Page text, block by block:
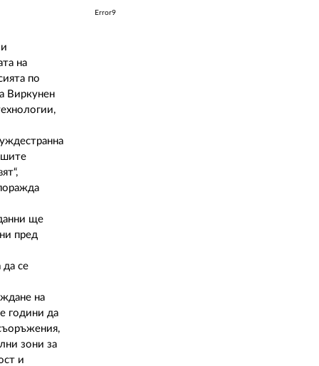
на
по
Виркунен
ще
пред
да се
на
години да
зони за
и
Error9